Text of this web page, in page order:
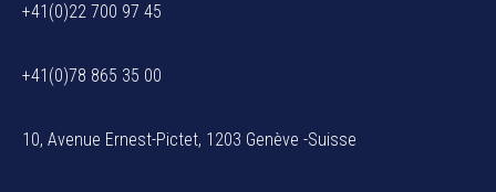
+41(0)22 700 97 45
+41(0)78 865 35 00
10, Avenue Ernest-Pictet, 1203 Genève -Suisse